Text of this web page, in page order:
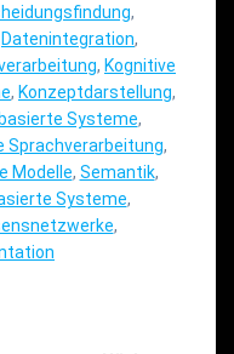
,
Datenintegration,
, Kognitive
, Konzeptdarstellung,
Systeme,
Sprachverarbeitung,
Modelle, Semantik,
Systeme,
,